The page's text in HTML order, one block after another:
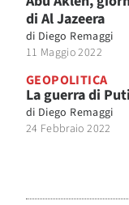
di Al Jazeera
di Diego Remaggi
11 Maggio 2022
GEOPOLITICA
La guerra di
di Diego Remaggi
24 Febbraio 2022